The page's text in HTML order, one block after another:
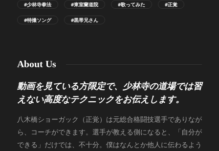
#少林寺拳法 #東室蘭道院 #歌ってみた #正覚
#特撮ソング #黒帯兄さん
About Us
動画を見ている方限定で、少林寺の道場では習
えない高度なテクニックをお伝えします。
八木橋ショーガック（正覚）は元総合格闘技選手でありなが
ら、コーチができます。選手が教える側になると、「自分が
できる」だけでは、不十分。僕はなんとか他人に伝わるよう